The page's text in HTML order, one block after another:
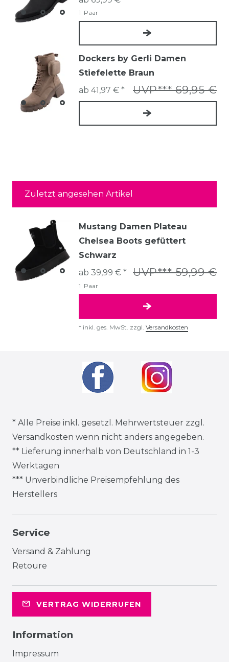
1 Paar
Dockers by Gerli Damen
Stiefelette Braun
UVP*** 69,95 €
ab 41,97 € *
Zuletzt angesehen Artikel
Mustang Damen Plateau
Chelsea Boots gefüttert
Schwarz
UVP*** 59,99 €
ab 39,99 € *
1 Paar
* inkl. ges. MwSt. zzgl. Versandkosten
* Alle Preise inkl. gesetzl. Mehrwertsteuer zzgl.
Versandkosten wenn nicht anders angegeben.
** Lieferung innerhalb von Deutschland in 1-3
Werktagen
*** Unverbindliche Preisempfehlung des
Herstellers
Service
Versand & Zahlung
Retoure
VERTRAG WIDERRUFEN
Information
Impressum